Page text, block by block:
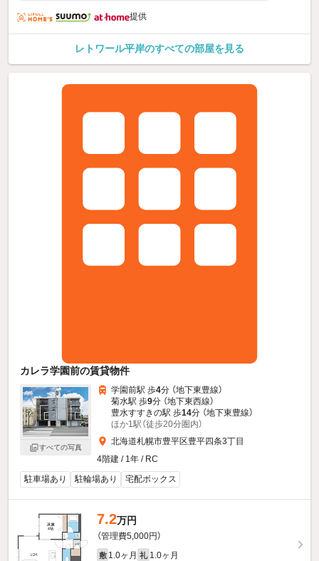
提供
レトワール平岸のすべての部屋を見る
カレラ学園前の賃貸物件
すべての写真
学園前駅 歩4分 （地下東豊線）
菊水駅 歩9分 （地下東西線）
豊水すすきの駅 歩14分 （地下東豊線）
ほか1駅（徒歩20分圏内）
北海道札幌市豊平区豊平四条3丁目
4階建 / 1年 / RC
駐車場あり
駐輪場あり 宅配ボックス
7.2万円
（管理費5,000円）
敷 1.0ヶ月 礼 1.0ヶ月